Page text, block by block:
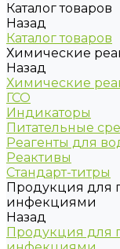
Каталог товаров
Назад
Каталог товаров
Химические
Назад
Химические
ГСО
Индикаторы
Питательные
Реагенты для
Реактивы
Стандарт-титры
Продукция для
инфекциями
Назад
Продукция для